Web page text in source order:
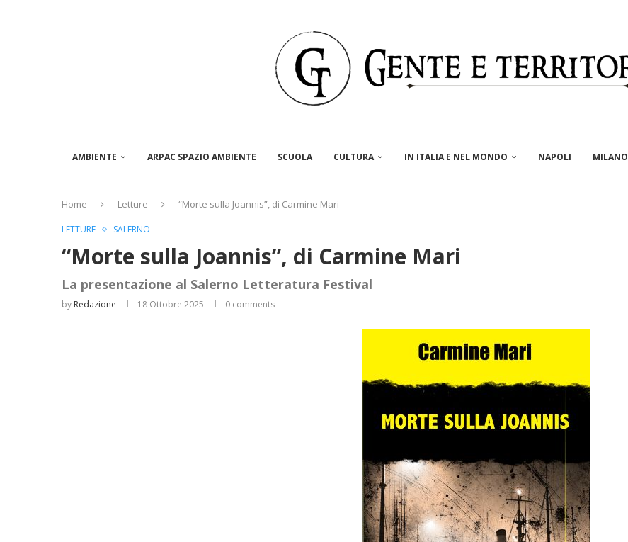
AMBIENTE ARPAC SPAZIO AMBIENTE SCUOLA CULTURA IN ITALIA E NEL MONDO NAPOLI MILANO
Home Letture “Morte sulla Joannis”, di Carmine Mari
LETTURE SALERNO
“Morte sulla Joannis”, di Carmine Mari
La presentazione al Salerno Letteratura Festival
by Redazione 18 Ottobre 2025 0 comments